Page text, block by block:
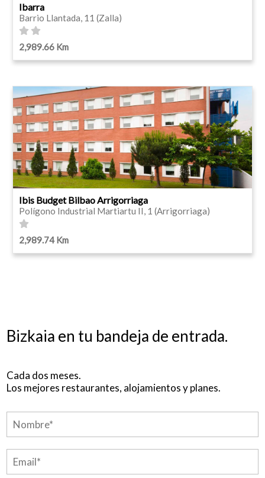
Ibarra
Barrio Llantada, 11 (Zalla)
2,989.66 Km
Ibis Budget Bilbao Arrigorriaga
Polígono Industrial Martiartu II, 1 (Arrigorriaga)
2,989.74 Km
Bizkaia en tu bandeja de entrada.
Cada dos meses.
Los mejores restaurantes, alojamientos y planes.